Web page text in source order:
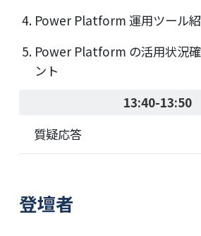
Power Platform 運用ツール
Power Platform の活用状況
ント
13:40-13:50
質疑応答
登壇者